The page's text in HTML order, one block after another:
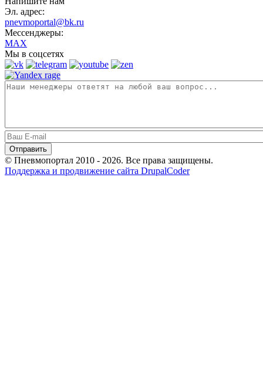
Эл. адрес:
pnevmoportal@bk.ru
Мессенджеры:
MAX
Мы в соцсетях
© Пневмопортал 2010 - 2026. Все права защищены.
Поддержка и продвижение сайта DrupalCoder